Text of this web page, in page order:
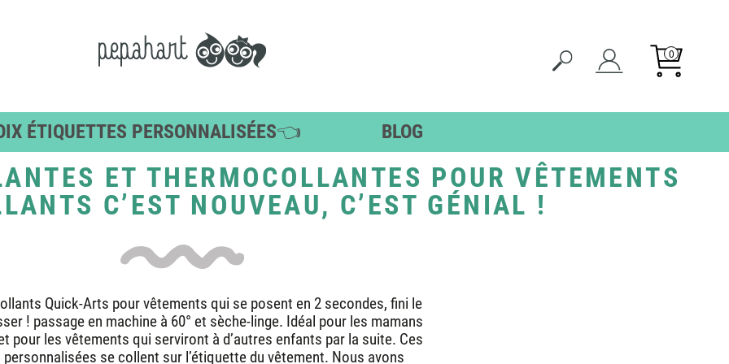
0
ÉTIQUETTES PERSONNALISÉES👈 BLOG
/ ALERTES
ÉTIQUETTES
OBJETS
🏷️ PACKS OBJETS
ÉTIQUETTES
VÊTEMENTS
🏷️ QUICK ARTS
ÉTIQUETTES
SENIORS
ET THERMOCOLLANTES POUR VÊTEMENTS
C’EST NOUVEAU, C’EST GÉNIAL !
Quick-Arts pour vêtements qui se posent en 2 secondes, fini le
! passage en machine à 60° et sèche-linge. Idéal pour les mamans
pour les vêtements qui serviront à d’autres enfants par la suite. Ces
se collent sur l’étiquette du vêtement. Nous avons